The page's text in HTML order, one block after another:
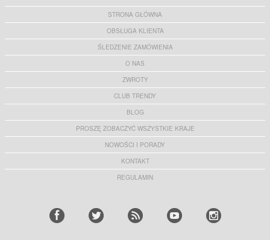
STRONA GŁÓWNA
OBSŁUGA KLIENTA
ŚLEDZENIE ZAMÓWIENIA
O NAS
ZWROTY
CLUB TRENDY
BLOG
PROSZĘ ZOBACZYĆ WSZYSTKIE KRAJE
NOWOŚCI I PORADY
KONTAKT
REGULAMIN